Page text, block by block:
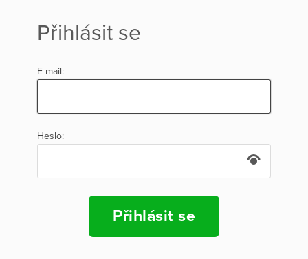
Přihlásit se
E-mail:
Heslo:
Přihlásit se